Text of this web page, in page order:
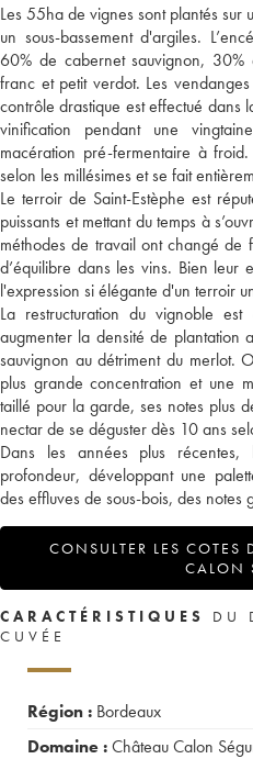
Les 55ha de vignes sont plantés
un sous-bassement d'argiles.
60% de cabernet sauvignon,
franc et petit verdot. Les
contrôle drastique est effectué dans
vinification pendant une
macération pré-fermentaire à
selon les millésimes et se fait
Le terroir de Saint-Estèphe est
puissants et mettant du temps à
méthodes de travail ont changé
d’équilibre dans les vins. Bien
l'expression si élégante d'un terroir
La restructuration du vignoble
augmenter la densité de plantation
sauvignon au détriment du merlot.
plus grande concentration et une
taillé pour la garde, ses notes plus
nectar de se déguster dès 10 ans
Dans les années plus
profondeur, développant une
des effluves de sous-bois, des notes
CONSULTER LES
CALON
CARACTÉRISTIQUES
DU
CUVÉE
Région : Bordeaux
Domaine :Château Calon